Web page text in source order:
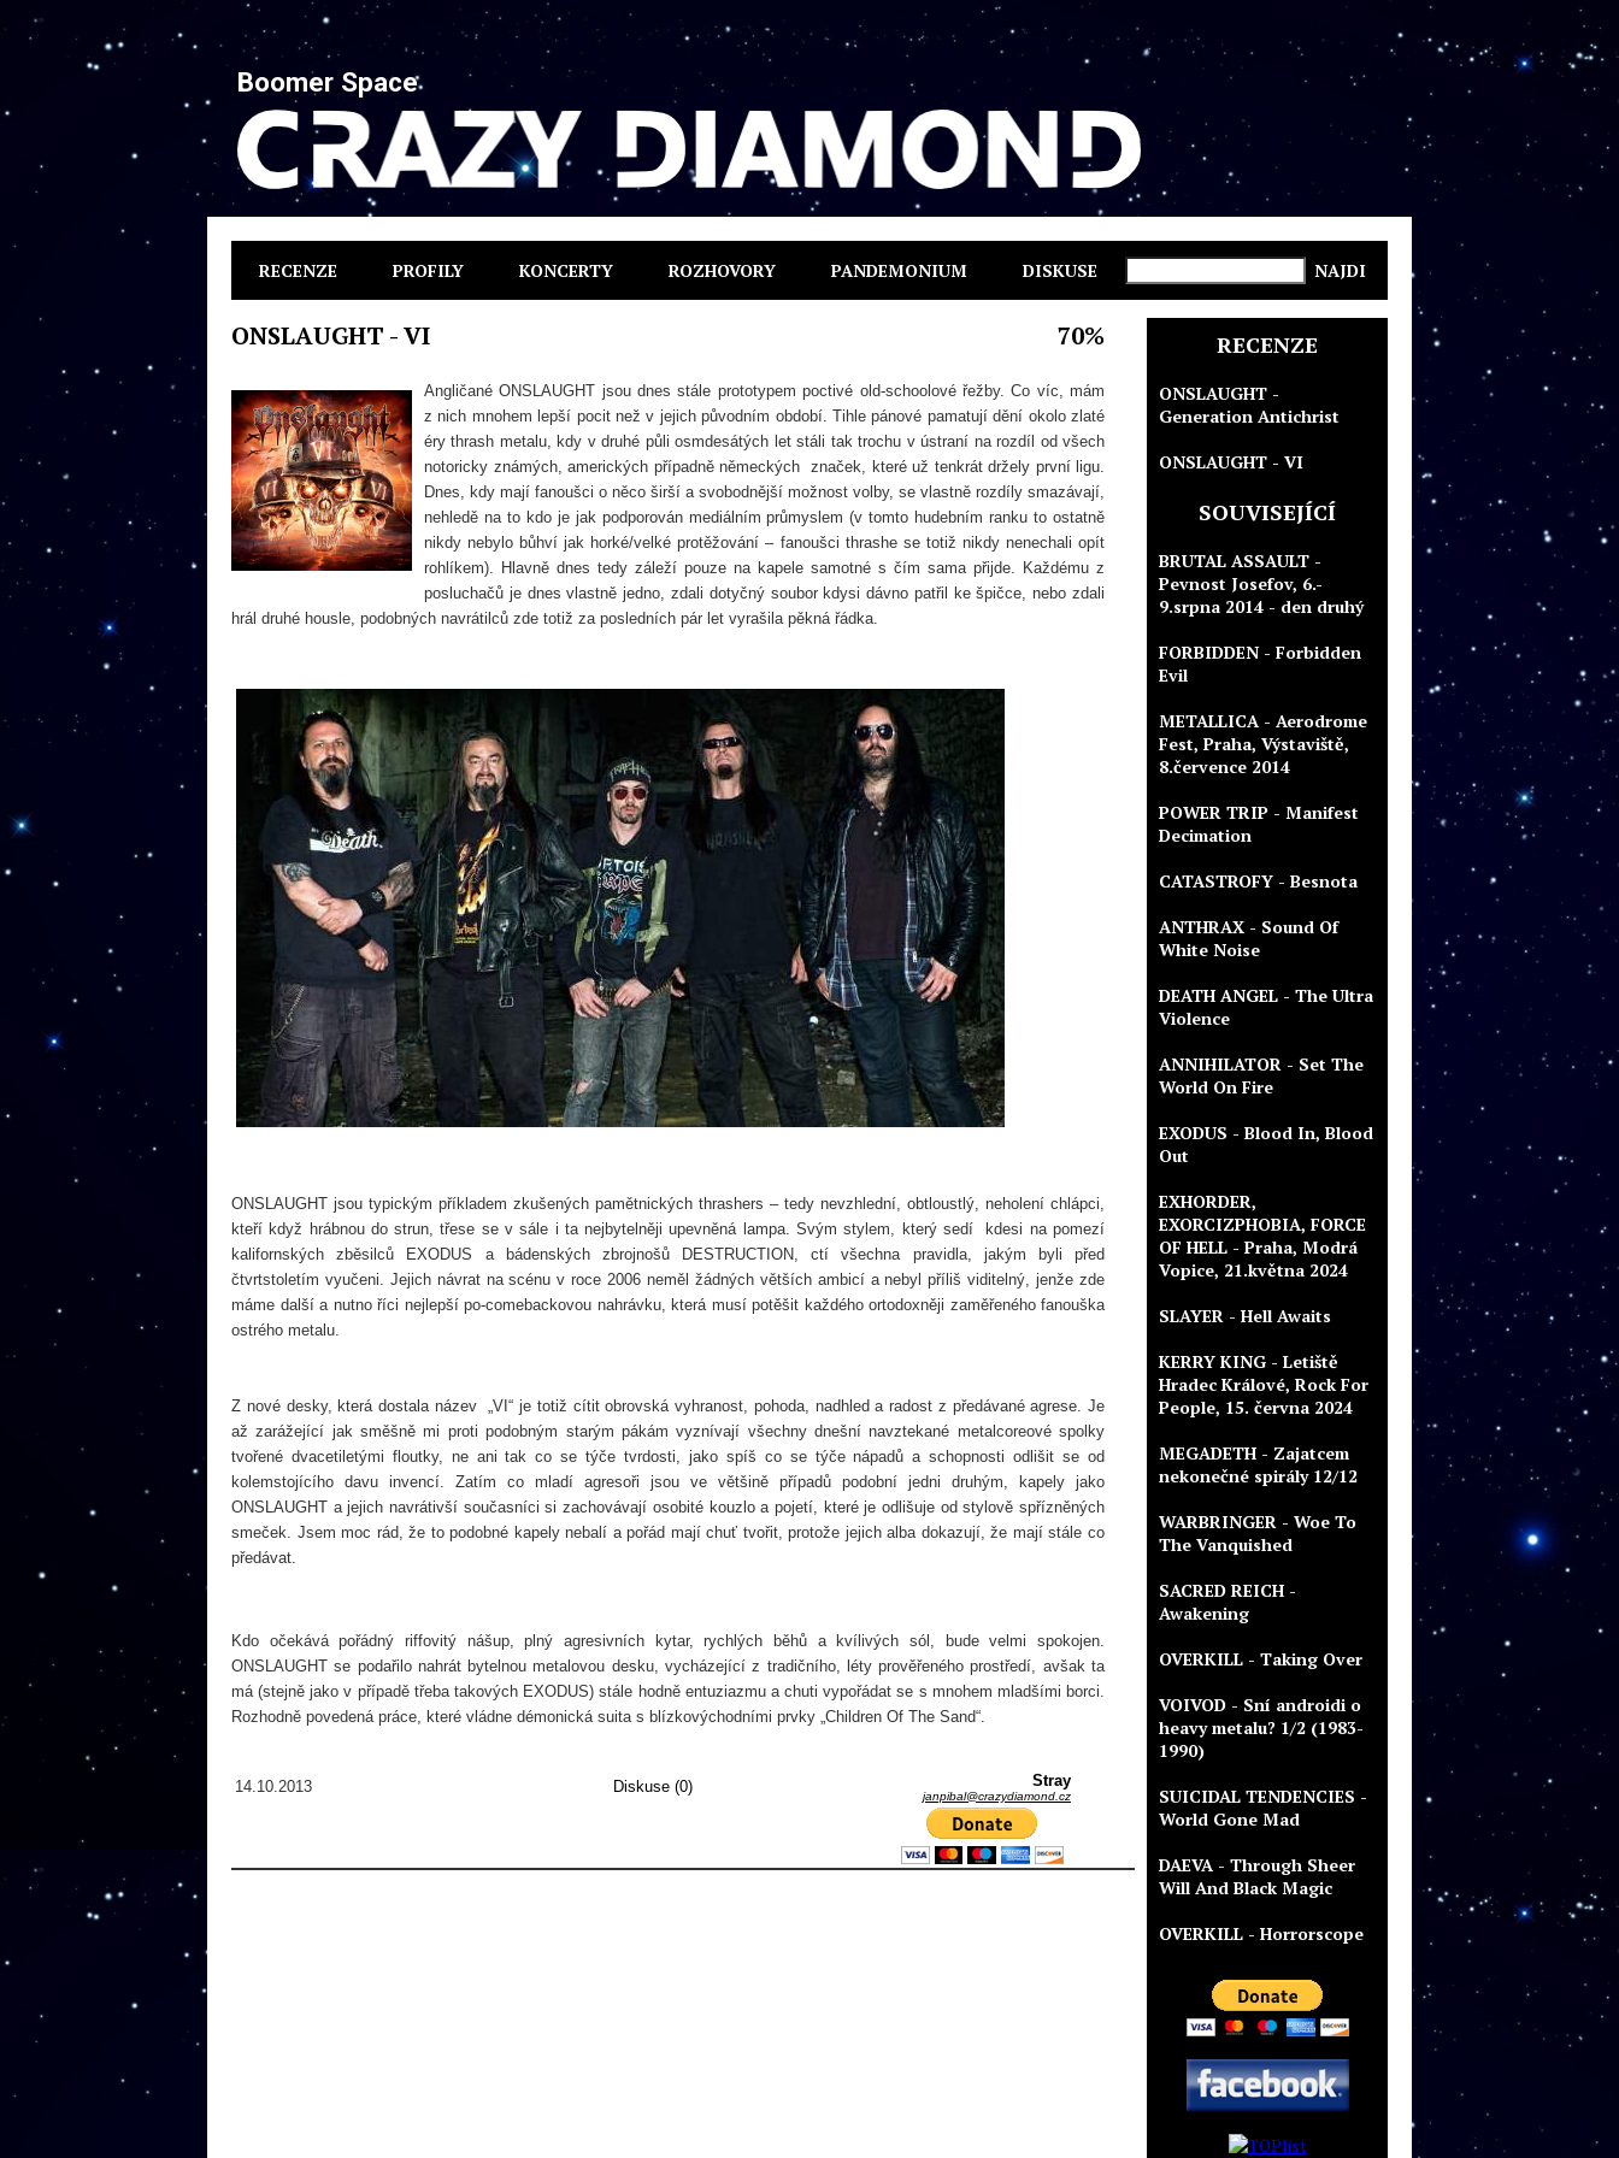
Boomer Space
RECENZE PROFILY KONCERTY ROZHOVORY PANDEMONIUM DISKUSE
ONSLAUGHT - VI 70%
Angličané ONSLAUGHT jsou dnes stále prototypem poctivé old-schoolové řežby. Co víc, mám
z nich mnohem lepší pocit než v jejich původním období. Tihle pánové pamatují dění okolo zlaté
éry thrash metalu, kdy v druhé půli osmdesátých let stáli tak trochu v ústraní na rozdíl od všech
notoricky známých, amerických případně německých značek, které už tenkrát držely první ligu.
Dnes, kdy mají fanoušci o něco širší a svobodnější možnost volby, se vlastně rozdíly smazávají,
nehledě na to kdo je jak podporován mediálním průmyslem (v tomto hudebním ranku to ostatně
nikdy nebylo bůhví jak horké/velké protěžování – fanoušci thrashe se totiž nikdy nenechali opít
rohlíkem). Hlavně dnes tedy záleží pouze na kapele samotné s čím sama přijde. Každému z
posluchačů je dnes vlastně jedno, zdali dotyčný soubor kdysi dávno patřil ke špičce, nebo zdali
hrál druhé housle, podobných navrátilců zde totiž za posledních pár let vyrašila pěkná řádka.
ONSLAUGHT jsou typickým příkladem zkušených pamětnických thrashers – tedy nevzhlední, obtloustlý, neholení chlápci,
kteří když hrábnou do strun, třese se v sále i ta nejbytelněji upevněná lampa. Svým stylem, který sedí
kdesi na pomezí
kalifornských zběsilců EXODUS a bádenských zbrojnošů DESTRUCTION, ctí všechna pravidla, jakým byli před
čtvrtstoletím vyučeni. Jejich návrat na scénu v roce 2006 neměl žádných větších ambicí a nebyl příliš viditelný, jenže zde
máme další a nutno říci nejlepší po-comebackovou nahrávku, která musí potěšit každého ortodoxněji zaměřeného fanouška
ostrého metalu.
Z nové desky, která dostala název
„VI“ je totiž cítit obrovská vyhranost, pohoda, nadhled a radost z předávané agrese. Je
až zarážející jak směšně mi proti podobným starým pákám vyznívají všechny dnešní navztekané metalcoreové spolky
tvořené dvacetiletými floutky, ne ani tak co se týče tvrdosti, jako spíš co se týče nápadů a schopnosti odlišit se od
kolemstojícího davu invencí. Zatím co mladí agresoři jsou ve většině případů podobní jedni druhým, kapely jako
ONSLAUGHT a jejich navrátivší současníci si zachovávají osobité kouzlo a pojetí, které je odlišuje od stylově spřízněných
smeček. Jsem moc rád, že to podobné kapely nebalí a pořád mají chuť tvořit, protože jejich alba dokazují, že mají stále co
předávat.
Kdo očekává pořádný riffovitý nášup, plný agresivních kytar, rychlých běhů a kvílivých sól, bude velmi spokojen.
ONSLAUGHT se podařilo nahrát bytelnou metalovou desku, vycházející z tradičního, léty prověřeného prostředí, avšak ta
má (stejně jako v případě třeba takových EXODUS) stále hodně entuziazmu a chuti vypořádat se s mnohem mladšími borci.
Rozhodně povedená práce, které vládne démonická suita s blízkovýchodními prvky „Children Of The Sand“.
14.10.2013 Diskuse (0) Stray
janpibal@crazydiamond.cz
RECENZE
ONSLAUGHT -
Generation Antichrist
ONSLAUGHT - VI
SOUVISEJÍCÍ
BRUTAL ASSAULT -
Pevnost Josefov, 6.-
9.srpna 2014 - den druhý
FORBIDDEN - Forbidden
Evil
METALLICA - Aerodrome
Fest, Praha, Výstaviště,
8.července 2014
POWER TRIP - Manifest
Decimation
CATASTROFY - Besnota
ANTHRAX - Sound Of
White Noise
DEATH ANGEL - The Ultra
Violence
ANNIHILATOR - Set The
World On Fire
EXODUS - Blood In, Blood
Out
EXHORDER,
EXORCIZPHOBIA, FORCE
OF HELL - Praha, Modrá
Vopice, 21.května 2024
SLAYER - Hell Awaits
KERRY KING - Letiště
Hradec Králové, Rock For
People, 15. června 2024
MEGADETH - Zajatcem
nekonečné spirály 12/12
WARBRINGER - Woe To
The Vanquished
SACRED REICH -
Awakening
OVERKILL - Taking Over
VOIVOD - Sní androidi o
heavy metalu? 1/2 (1983-
1990)
SUICIDAL TENDENCIES -
World Gone Mad
DAEVA - Through Sheer
Will And Black Magic
OVERKILL - Horrorscope